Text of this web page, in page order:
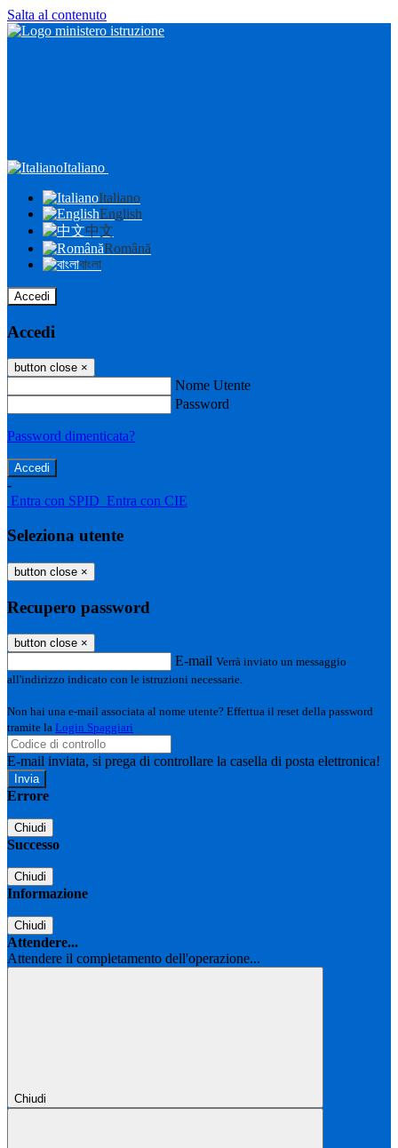
Salta al contenuto
Italiano
Italiano
English
中文
Română
বাংলা
Accedi
Accedi
button close ×
Nome Utente
Password
Password dimenticata?
-
Entra con SPID Entra con CIE
Seleziona utente
button close ×
Recupero password
button close ×
E-mail Verrà inviato un messaggio
all'indirizzo indicato con le istruzioni necessarie.
Non hai una e-mail associata al nome utente? Effettua il reset della password
tramite la Login Spaggiari
E-mail inviata, si prega di controllare la casella di posta elettronica!
Errore
Chiudi
Successo
Chiudi
Informazione
Chiudi
Attendere...
Attendere il completamento dell'operazione...
Chiudi